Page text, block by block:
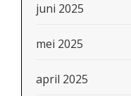
juni 2025
mei 2025
april 2025